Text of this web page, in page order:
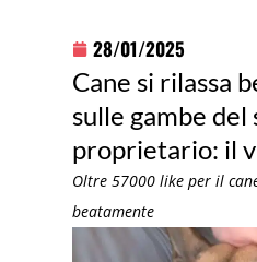
28/01/2025
Cane si rilassa
sulle gambe del
proprietario: il
Oltre 57000 like per il
beatamente